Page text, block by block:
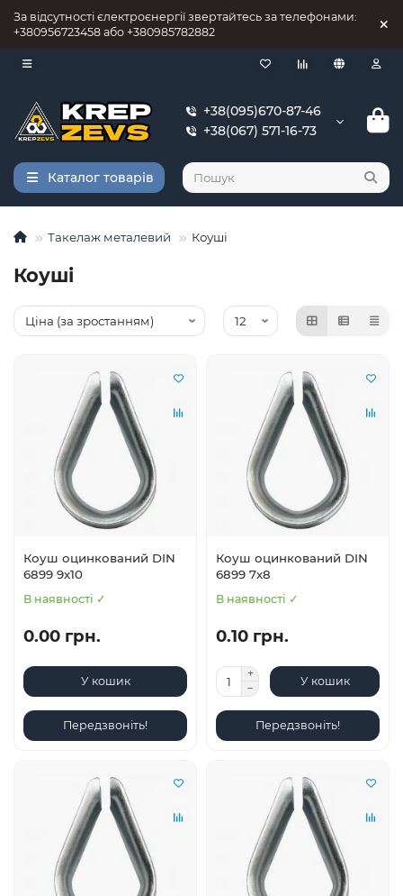
За відсутності єлектроєнергії звертайтесь за телефонами:
+380956723458 або +380985782882
+38(095)670-87-46
+38(067) 571-16-73
Каталог товарів
Такелаж металевий Коуші
Коуші
Коуш оцинкований DIN
6899 9х10
В наявності ✓
0.00 грн.
У кошик
Передзвоніть!
Коуш оцинкований DIN
6899 7х8
В наявності ✓
0.10 грн.
У кошик
Передзвоніть!